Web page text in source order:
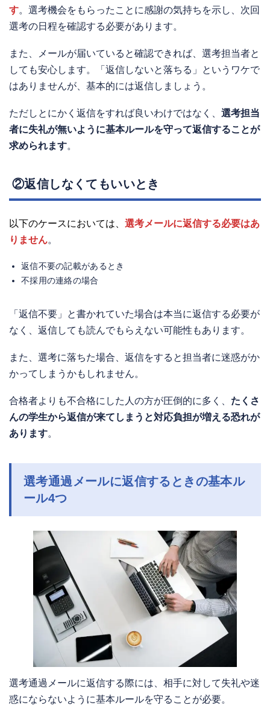
す。選考機会をもらったことに感謝の気持ちを示し、次回
選考の日程を確認する必要があります。
また、メールが届いていると確認できれば、選考担当者と
しても安心します。「返信しないと落ちる」というワケで
はありませんが、基本的には返信しましょう。
ただしとにかく返信をすれば良いわけではなく、 選考担当
者に失礼が無いように基本ルールを守って返信することが
求められます。
②返信しなくてもいいとき
以下のケースにおいては、 選考メールに返信する必要はあ
りません。
返信不要の記載があるとき
不採用の連絡の場合
「返信不要」と書かれていた場合は本当に返信する必要が
なく、返信しても読んでもらえない可能性もあります。
また、選考に落ちた場合、返信をすると担当者に迷惑がか
かってしまうかもしれません。
合格者よりも不合格にした人の方が圧倒的に多く、 たくさ
んの学生から返信が来てしまうと対応負担が増える恐れが
あります。
選考通過メールに返信するときの基本ル
ール4つ
選考通過メールに返信する際には、相手に対して失礼や迷
惑にならないように基本ルールを守ることが必要。